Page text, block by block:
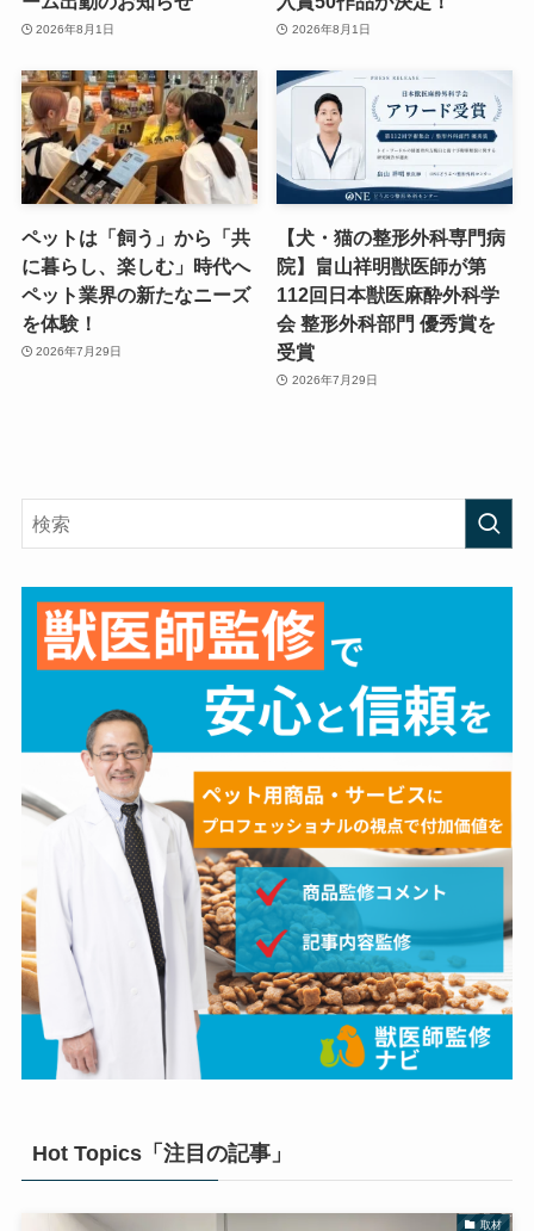
2026年8月1日 2026年8月1日
ペットは「飼う」から「共
に暮らし、楽しむ」時代へ
ペット業界の新たなニーズ
を体験！
2026年7月29日
【犬・猫の整形外科専門病
院】畠山祥明獣医師が第
112回日本獣医麻酔外科学
会 整形外科部門 優秀賞を
受賞
2026年7月29日
Hot Topics「注目の記事」
取材